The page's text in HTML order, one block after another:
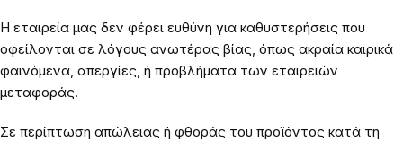
Η εταιρεία μας δεν φέρει ευθύνη για καθυστερήσεις που
οφείλονται σε λόγους ανωτέρας βίας, όπως ακραία καιρικά
φαινόμενα, απεργίες, ή προβλήματα των εταιρειών
μεταφοράς.
Σε περίπτωση απώλειας ή φθοράς του προϊόντος κατά τη